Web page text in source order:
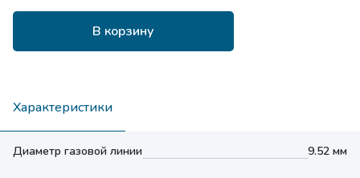
В корзину
Характеристики
Диаметр газовой линии 9.52 мм